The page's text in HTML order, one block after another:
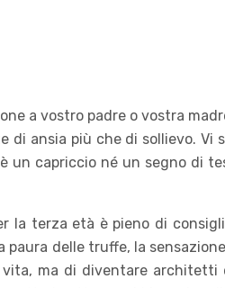
a vostro padre o vostra
di ansia più che di sollievo. Vi
un capriccio né un segno di
la terza età è pieno di
paura delle truffe, la
ma di diventare